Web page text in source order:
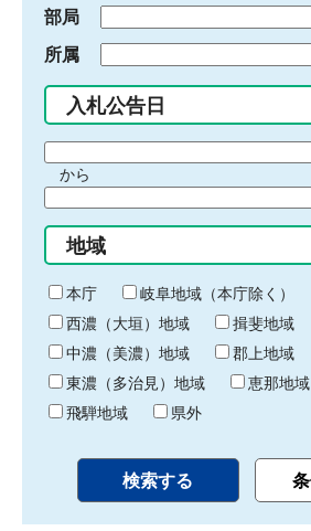
部局
所属
入札公告日
間
始
り
から
間
終
わ
り
地域
本庁
岐阜地域（本庁除く）
西濃（大垣）地域
揖斐地域
中濃（美濃）地域
郡上地域
東濃（多治見）地域
恵那地域
飛騨地域
県外